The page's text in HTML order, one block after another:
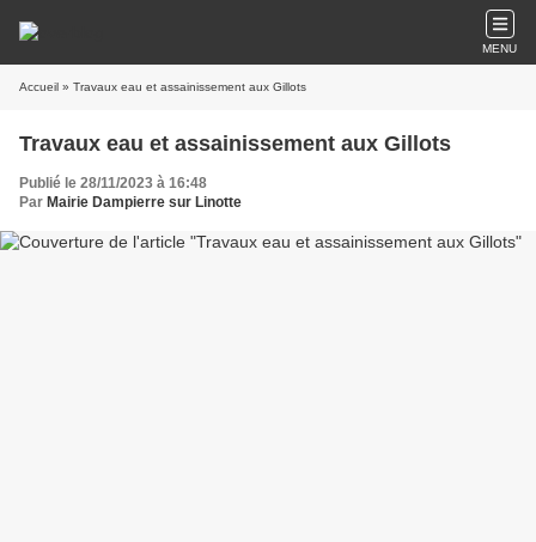
MENU
Accueil » Travaux eau et assainissement aux Gillots
Travaux eau et assainissement aux Gillots
Publié le 28/11/2023 à 16:48
Par Mairie Dampierre sur Linotte